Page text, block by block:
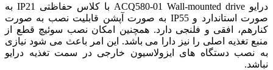
درایو ACQ580-01 Wall-mounted drive با کلاس حفاظتی IP21 به
صورت استاندارد و IP55 به صورت آپشن قابلیت نصب به صورت
کنارهم، افقی و فلنجی دارد. همچنین امکان نصب سوئیچ قطع از
منبع تغذیه اصلی را نیز دارا می باشد. این امر باعث می شود نیازی
به نصب دستگاه های ایزولاسیون خارجی در سمت تغذیه درایو
نباشد.